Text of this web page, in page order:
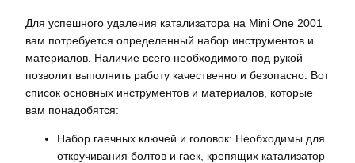
Для успешного удаления катализатора на Mini One 2001
вам потребуется определенный набор инструментов и
материалов. Наличие всего необходимого под рукой
позволит выполнить работу качественно и безопасно. Вот
список основных инструментов и материалов, которые
вам понадобятся:
Набор гаечных ключей и головок: Необходимы для
откручивания болтов и гаек, крепящих катализатор